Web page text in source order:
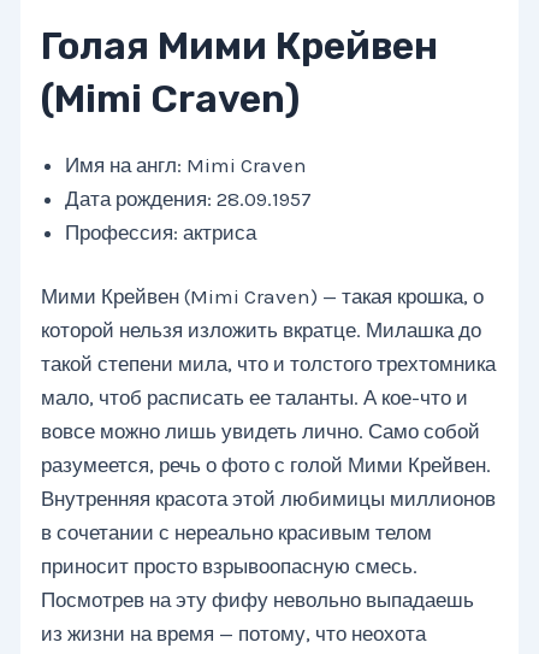
Голая Мими Крейвен
(Mimi Craven)
Имя на англ: Mimi Craven
Дата рождения: 28.09.1957
Профессия: актриса
Мими Крейвен (Mimi Craven) — такая крошка, о
которой нельзя изложить вкратце. Милашка до
такой степени мила, что и толстого трехтомника
мало, чтоб расписать ее таланты. А кое-что и
вовсе можно лишь увидеть лично. Само собой
разумеется, речь о фото с голой Мими Крейвен.
Внутренняя красота этой любимицы миллионов
в сочетании с нереально красивым телом
приносит просто взрывоопасную смесь.
Посмотрев на эту фифу невольно выпадаешь
из жизни на время — потому, что неохота